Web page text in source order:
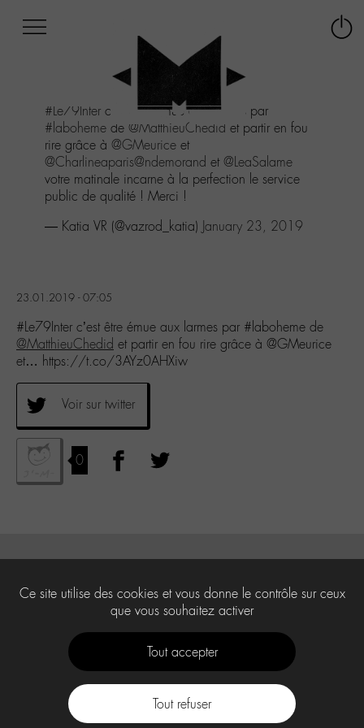
menu
Aller
au
contenu
Aller
#Le79Inter c’est être émue aux larmes par
#laboheme de @MatthieuChedid et partir en fou
rire grâce à @GMeurice et
@Charlineaparis@ndemorand et @LeaSalame
votre matinale incarne à la perfection le service
public de qualité ! Merci !
— Katia VR (@vazrod_katia) January 23, 2019
23.01.2019 - 07:05
#Le79Inter c’est être émue aux larmes par #laboheme de
@MatthieuChedid et partir en fou rire grâce à @GMeurice
et… https://t.co/3AYz0AHXiw
Voir sur twitter
0
Ce site utilise des cookies et vous donne le contrôle sur ceux
que vous souhaitez activer
Tout accepter
Tout refuser